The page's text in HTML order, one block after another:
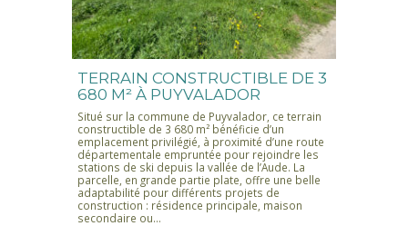
TERRAIN CONSTRUCTIBLE DE 3
680 M² À PUYVALADOR
Situé sur la commune de Puyvalador, ce terrain
constructible de 3 680 m² bénéficie d’un
emplacement privilégié, à proximité d’une route
départementale empruntée pour rejoindre les
stations de ski depuis la vallée de l’Aude. La
parcelle, en grande partie plate, offre une belle
adaptabilité pour différents projets de
construction : résidence principale, maison
secondaire ou…